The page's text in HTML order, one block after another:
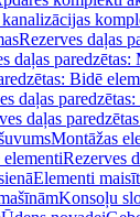
Rezerves daļas
daļas paredzētas:
Bidē
daļas
daļas
Montāžas
Rezerves
Elementi
Konsoļu